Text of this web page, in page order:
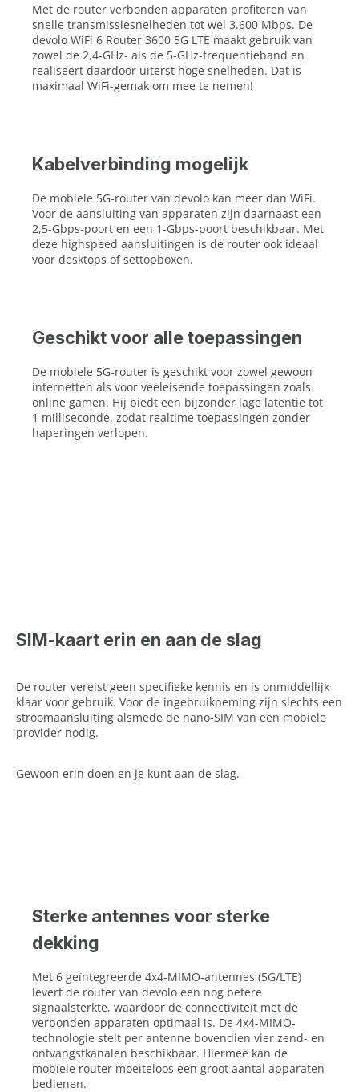
Met de router verbonden apparaten profiteren van
snelle transmissiesnelheden tot wel 3.600 Mbps. De
devolo WiFi 6 Router 3600 5G LTE maakt gebruik van
zowel de 2,4-GHz- als de 5-GHz-frequentieband en
realiseert daardoor uiterst hoge snelheden. Dat is
maximaal WiFi-gemak om mee te nemen!
Kabelverbinding mogelijk
De mobiele 5G-router van devolo kan meer dan WiFi.
Voor de aansluiting van apparaten zijn daarnaast een
2,5-Gbps-poort en een 1-Gbps-poort beschikbaar. Met
deze highspeed aansluitingen is de router ook ideaal
voor desktops of settopboxen.
Geschikt voor alle toepassingen
De mobiele 5G-router is geschikt voor zowel gewoon
internetten als voor veeleisende toepassingen zoals
online gamen. Hij biedt een bijzonder lage latentie tot
1 milliseconde, zodat realtime toepassingen zonder
haperingen verlopen.
SIM-kaart erin en aan de slag
De router vereist geen specifieke kennis en is onmiddellijk
klaar voor gebruik. Voor de ingebruikneming zijn slechts een
stroomaansluiting alsmede de nano-SIM van een mobiele
provider nodig.
Gewoon erin doen en je kunt aan de slag.
Sterke antennes voor sterke
dekking
Met 6 geïntegreerde 4x4-MIMO-antennes (5G/LTE)
levert de router van devolo een nog betere
signaalsterkte, waardoor de connectiviteit met de
verbonden apparaten optimaal is. De 4x4-MIMO-
technologie stelt per antenne bovendien vier zend- en
ontvangstkanalen beschikbaar. Hiermee kan de
mobiele router moeiteloos een groot aantal apparaten
bedienen.